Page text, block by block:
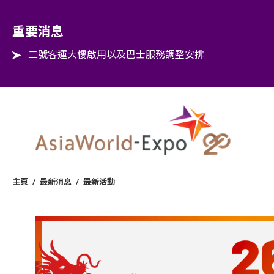
重要消息
二號客運大樓啟用以及巴士服務調整安排
主頁 / 最新消息 / 最新活動